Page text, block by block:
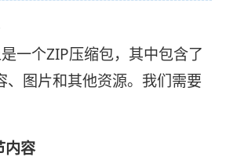
一个ZIP压缩包，其中包含了
、图片和其他资源。我们需要
内容